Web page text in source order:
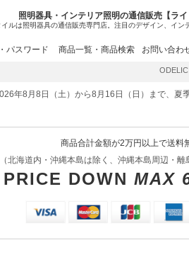
照明器具・インテリア照明の通信販売【ライ
ルは照明器具の通信販売専門店。注目のデザイン、イン
パスワード 商品一覧・商品検索 お問い合わ
ODELIC
年8月8日（土）から8月16日（日）まで、夏
商品合計金額が2万円以上で送料
（北海道内・沖縄本島は除く、沖縄本島周辺・離
PRICE DOWN MAX